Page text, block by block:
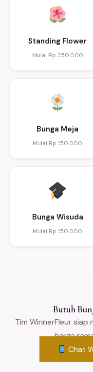
Standing Flower
Mulai Rp 350.000
Bunga Meja
Mulai Rp 150.000
Bunga Wisuda
Mulai Rp 150.000
Butuh
Tim WinnerFleur siap
harga
Chat